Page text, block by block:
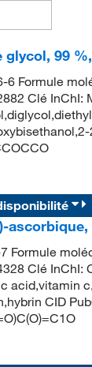
glycol, 99
6 Formule
Clé InChI:
Formule
Clé InChI:
acid,vitamin
CID